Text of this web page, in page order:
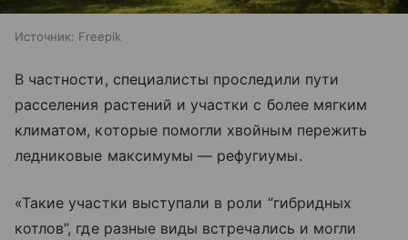
Источник: Freepik
В частности, специалисты проследили пути
расселения растений и участки с более мягким
климатом, которые помогли хвойным пережить
ледниковые максимумы — рефугиумы.
«Такие участки выступали в роли “гибридных
котлов”, где разные виды встречались и могли